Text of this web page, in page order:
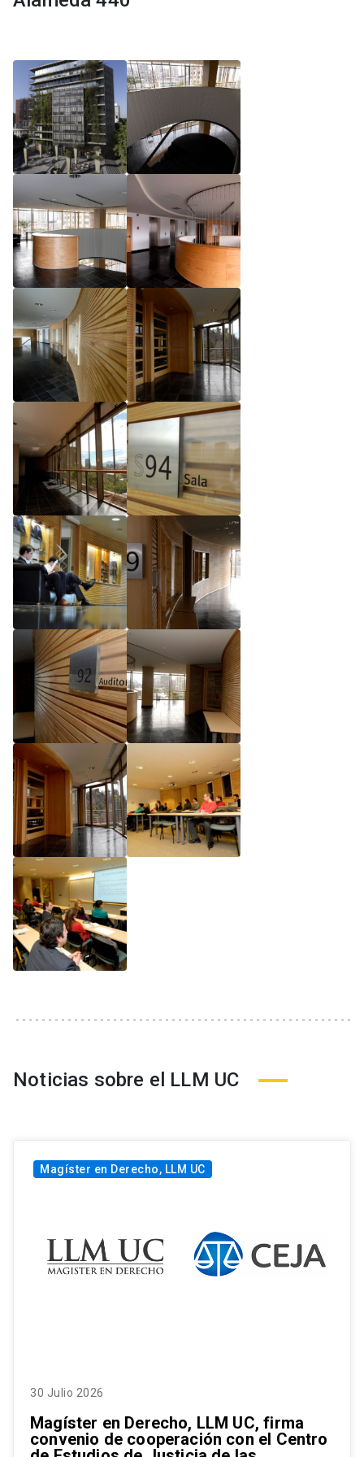
Reglamento de Magíster, Pontificia Universidad
Universidad Católica de Chile
Reglamento de Magíster, Pontificia Universidad
Católica de Chile LLM UC 2025
Reglamento de Seminarios de Graduación
Programa de Magíster en Derecho, LLM 2025
Noticias sobre el LLM UC
Magíster en Derecho, LLM UC
30 Julio 2026
Magíster en Derecho, LLM UC, firma
convenio de cooperación con el Centro